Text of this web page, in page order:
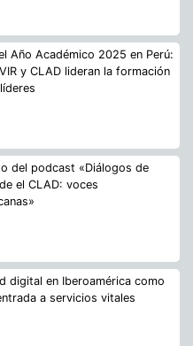
Año Académico 2025 en Perú:
y CLAD lideran la formación
del podcast «Diálogos de
el CLAD: voces
digital en Iberoamérica como
a servicios vitales